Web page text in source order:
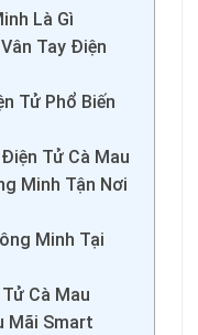
Là Gì
Tay Điện
Tử Phổ Biến
Tử Cà Mau
Minh Tận Nơi
Minh Tại
Cà Mau
Mãi Smart